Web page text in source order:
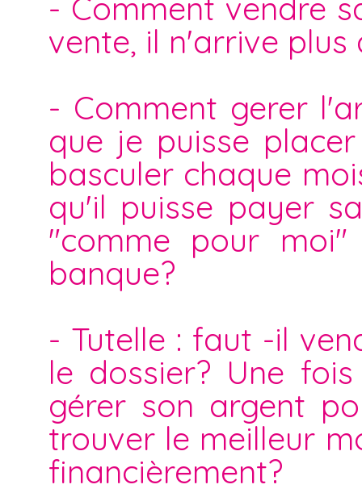
- Comment vendre
vente, il n'arrive plus
- Comment gerer
que je puisse
basculer chaque
qu'il puisse payer
"comme pour
banque?
- Tutelle : faut -il
le dossier? Une
gérer son argent
trouver le meilleur
financièrement?